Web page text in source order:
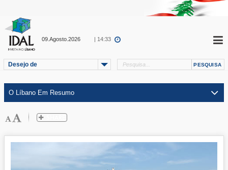
09.Agosto.2026 | 14:33
Desejo de